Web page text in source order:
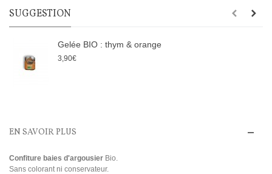
SUGGESTION
Gelée BIO : thym & orange
3,90€
EN SAVOIR PLUS
Confiture baies d'argousier Bio.
Sans colorant ni conservateur.